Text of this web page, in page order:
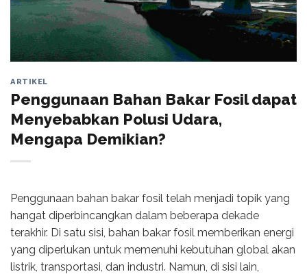
ARTIKEL
Penggunaan Bahan Bakar Fosil dapat
Menyebabkan Polusi Udara,
Mengapa Demikian?
Penggunaan bahan bakar fosil telah menjadi topik yang
hangat diperbincangkan dalam beberapa dekade
terakhir. Di satu sisi, bahan bakar fosil memberikan energi
yang diperlukan untuk memenuhi kebutuhan global akan
listrik, transportasi, dan industri. Namun, di sisi lain,